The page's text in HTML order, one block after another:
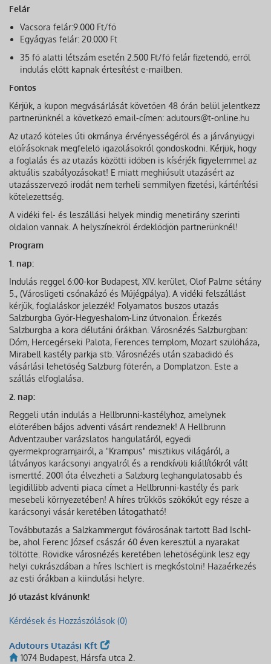
Felár
Vacsora felár:9.000 Ft/fő
Egyágyas felár: 20.000 Ft
35 fő alatti létszám esetén 2.500 Ft/fő felár fizetendő, erről
indulás előtt kapnak értesítést e-mailben.
Fontos
Kérjük, a kupon megvásárlását követően 48 órán belül jelentkezz
partnerünknél a következő email-címen: adutours@t-online.hu
Az utazó köteles úti okmánya érvényességéről és a járványügyi
előírásoknak megfelelő igazolásokról gondoskodni. Kérjük, hogy
a foglalás és az utazás közötti időben is kísérjék figyelemmel az
aktuális szabályozásokat! E miatt meghiúsult utazásért az
utazásszervező irodát nem terheli semmilyen fizetési, kártérítési
kötelezettség.
A vidéki fel- és leszállási helyek mindig menetirány szerinti
oldalon vannak. A helyszínekről érdeklődjön partnerünknél!
Program
1. nap:
Indulás reggel 6:00-kor Budapest, XIV. kerület, Olof Palme sétány
5., (Városligeti csónakázó és Műjégpálya). A vidéki felszállást
kérjük, foglaláskor jelezzék! Folyamatos buszos utazás
Salzburgba Győr-Hegyeshalom-Linz útvonalon. Érkezés
Salzburgba a kora délutáni órákban. Városnézés Salzburgban:
Dóm, Hercegérseki Palota, Ferences templom, Mozart szülőháza,
Mirabell kastély parkja stb. Városnézés után szabadidő és
vásárlási lehetőség Salzburg főterén, a Domplatzon. Este a
szállás elfoglalása.
2. nap:
Reggeli után indulás a Hellbrunni-kastélyhoz, amelynek
előterében bájos adventi vásárt rendeznek! A Hellbrunn
Adventzauber varázslatos hangulatáról, egyedi
gyermekprogramjairól, a "Krampus" misztikus világáról, a
látványos karácsonyi angyalról és a rendkívüli kiállítókról vált
ismertté. 2001 óta élvezheti a Salzburg leghangulatosabb és
legidillibb adventi piaca címet a Hellbrunni-kastély és park
mesebeli környezetében! A híres trükkös szökőkút egy része a
karácsonyi vásár keretében látogatható!
Továbbutazás a Salzkammergut fővárosának tartott Bad Ischl-
be, ahol Ferenc József császár 60 éven keresztül a nyarakat
töltötte. Rövidke városnézés keretében lehetőségünk lesz egy
helyi cukrászdában a híres Ischlert is megkóstolni! Hazaérkezés
az esti órákban a kiindulási helyre.
Jó utazást kívánunk!
Kérdések és Hozzászólások (0)
Adutours Utazási Kft
1074 Budapest, Hársfa utca 2.